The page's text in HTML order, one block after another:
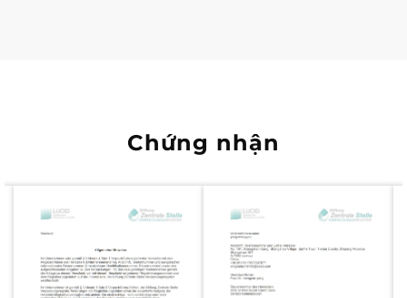
Chứng nhận